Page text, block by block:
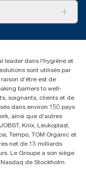
15:00
leader dans l'hygiène et
sont utilisés par
d’être est de
barriers to well-
soignants, clients et de
dans environ 150 pays
ainsi que d'autres
Knix, Leukoplast,
Tempo, TOM Organic et
net de 13 milliards
Le Groupe a son siège
de Stockholm.